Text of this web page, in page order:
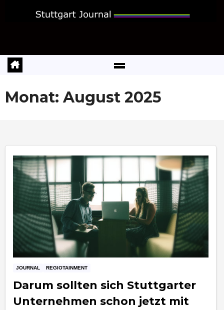
Monat: August 2025
JOURNAL REGIOTAINMENT
Darum sollten sich Stuttgarter
Unternehmen schon jetzt mit